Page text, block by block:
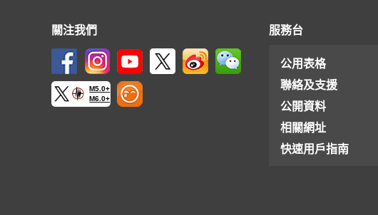
關注我們
M5.0+
M6.0+
服務台
公用表格
聯絡及支援
公開資料
相關網址
快速用戶指南